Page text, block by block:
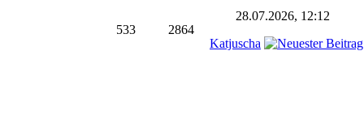
533 2864
28.07.2026, 12:12
Katjuscha